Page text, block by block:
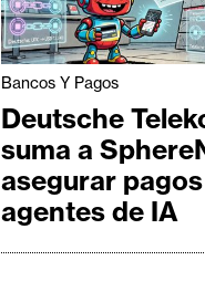
Bancos Y Pagos
Deutsche
suma a
asegurar
agentes de IA